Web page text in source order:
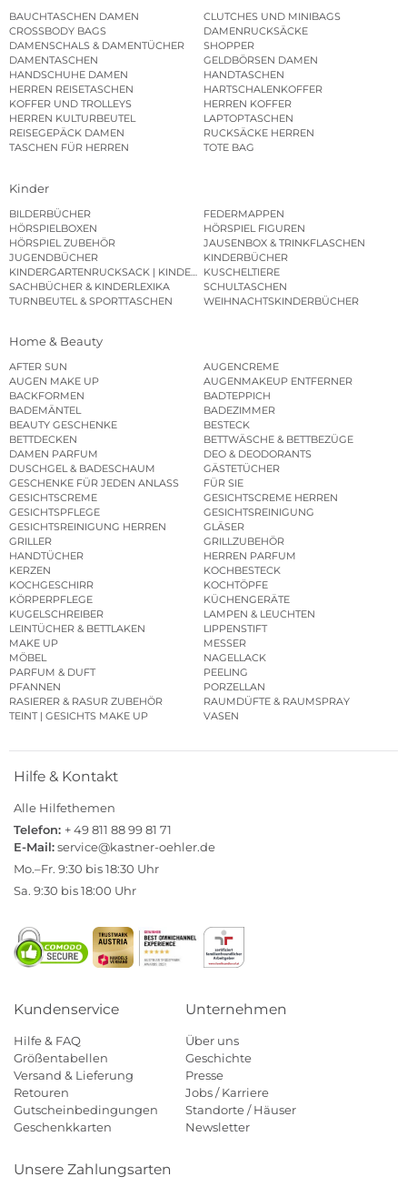
BAUCHTASCHEN DAMEN
CLUTCHES UND MINIBAGS
CROSSBODY BAGS
DAMENRUCKSÄCKE
DAMENSCHALS & DAMENTÜCHER
SHOPPER
DAMENTASCHEN
GELDBÖRSEN DAMEN
HANDSCHUHE DAMEN
HANDTASCHEN
HERREN REISETASCHEN
HARTSCHALENKOFFER
KOFFER UND TROLLEYS
HERREN KOFFER
HERREN KULTURBEUTEL
LAPTOPTASCHEN
REISEGEPÄCK DAMEN
RUCKSÄCKE HERREN
TASCHEN FÜR HERREN
TOTE BAG
Kinder
BILDERBÜCHER
FEDERMAPPEN
HÖRSPIELBOXEN
HÖRSPIEL FIGUREN
HÖRSPIEL ZUBEHÖR
JAUSENBOX & TRINKFLASCHEN
JUGENDBÜCHER
KINDERBÜCHER
KINDERGARTENRUCKSACK | KINDERGARTENBEUTEL
KUSCHELTIERE
SACHBÜCHER & KINDERLEXIKA
SCHULTASCHEN
TURNBEUTEL & SPORTTASCHEN
WEIHNACHTSKINDERBÜCHER
Home & Beauty
AFTER SUN
AUGENCREME
AUGEN MAKE UP
AUGENMAKEUP ENTFERNER
BACKFORMEN
BADTEPPICH
BADEMÄNTEL
BADEZIMMER
BEAUTY GESCHENKE
BESTECK
BETTDECKEN
BETTWÄSCHE & BETTBEZÜGE
DAMEN PARFUM
DEO & DEODORANTS
DUSCHGEL & BADESCHAUM
GÄSTETÜCHER
GESCHENKE FÜR JEDEN ANLASS
FÜR SIE
GESICHTSCREME
GESICHTSCREME HERREN
GESICHTSPFLEGE
GESICHTSREINIGUNG
GESICHTSREINIGUNG HERREN
GLÄSER
GRILLER
GRILLZUBEHÖR
HANDTÜCHER
HERREN PARFUM
KERZEN
KOCHBESTECK
KOCHGESCHIRR
KOCHTÖPFE
KÖRPERPFLEGE
KÜCHENGERÄTE
KUGELSCHREIBER
LAMPEN & LEUCHTEN
LEINTÜCHER & BETTLAKEN
LIPPENSTIFT
MAKE UP
MESSER
MÖBEL
NAGELLACK
PARFUM & DUFT
PEELING
PFANNEN
PORZELLAN
RASIERER & RASUR ZUBEHÖR
RAUMDÜFTE & RAUMSPRAY
TEINT | GESICHTS MAKE UP
VASEN
Hilfe & Kontakt
Alle Hilfethemen
Telefon: + 49 811 88 99 81 71
E-Mail:service@kastner-oehler.de
Mo.–Fr. 9:30 bis 18:30 Uhr
Sa. 9:30 bis 18:00 Uhr
Kundenservice
Hilfe & FAQ
Größentabellen
Versand & Lieferung
Retouren
Gutscheinbedingungen
Geschenkkarten
Unternehmen
Über uns
Geschichte
Presse
Jobs / Karriere
Standorte / Häuser
Newsletter
Unsere Zahlungsarten